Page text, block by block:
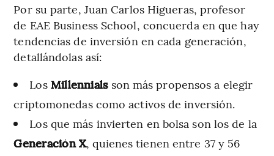
Por su parte, Juan Carlos Higueras, profesor
de EAE Business School, concuerda en que hay
tendencias de inversión en cada generación,
detallándolas así:
Los Millennialsson más propensos a elegir
criptomonedas como activos de inversión.
Los que más invierten en bolsa son los de la
Generación X, quienes tienen entre 37 y 56